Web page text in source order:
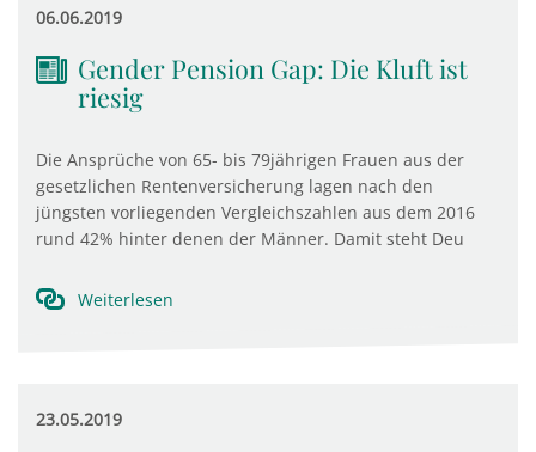
06.06.2019
Gender Pension Gap: Die Kluft ist
riesig
Die Ansprüche von 65- bis 79jährigen Frauen aus der
gesetzlichen Rentenversicherung lagen nach den
jüngsten vorliegenden Vergleichszahlen aus dem 2016
rund 42% hinter denen der Männer. Damit steht Deu
Weiterlesen
23.05.2019